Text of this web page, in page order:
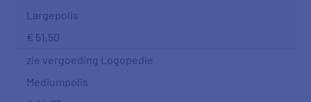
Largepolis
€ 51,50
zie vergoeding Logopedie
Mediumpolis